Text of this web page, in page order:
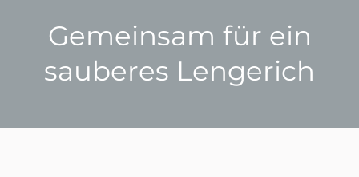
Gemeinsam für ein
sauberes Lengerich